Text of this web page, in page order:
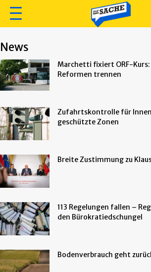
News
Marchetti fixiert ORF-
Reformen trennen
Zufahrtskontrolle für
geschützte Zonen
Breite Zustimmung zu
113 Regelungen fallen –
den Bürokratiedschungel
Bodenverbrauch geht